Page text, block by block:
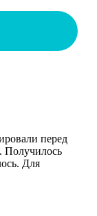
перед
Получилось
Для